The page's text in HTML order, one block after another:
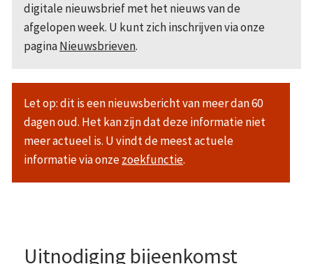
digitale nieuwsbrief met het nieuws van de
afgelopen week. U kunt zich inschrijven via onze
paginaNieuwsbrieven.
Let op: dit is een nieuwsbericht van meer dan 60
dagen oud. Het kan zijn dat deze informatie niet
meer actueel is. U vindt de meest actuele
informatie via onzezoekfunctie.
Uitnodiging bijeenkomst